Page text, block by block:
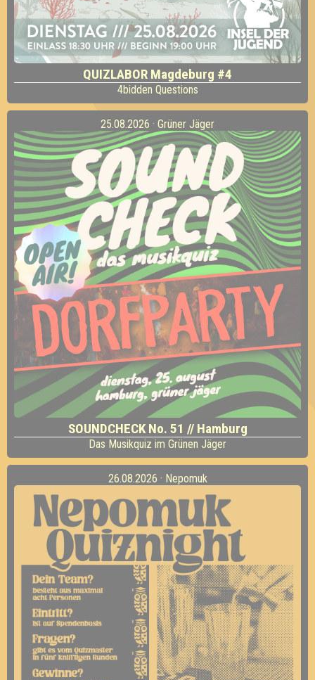
QUIZLABOR Magdeburg #4
4bidden Questions
25.08.2026 · Grüner Jäger
SOUNDCHECK No. 51 // Hamburg
Das Musikquiz im Grünen Jäger
26.08.2026 · Nepomuk